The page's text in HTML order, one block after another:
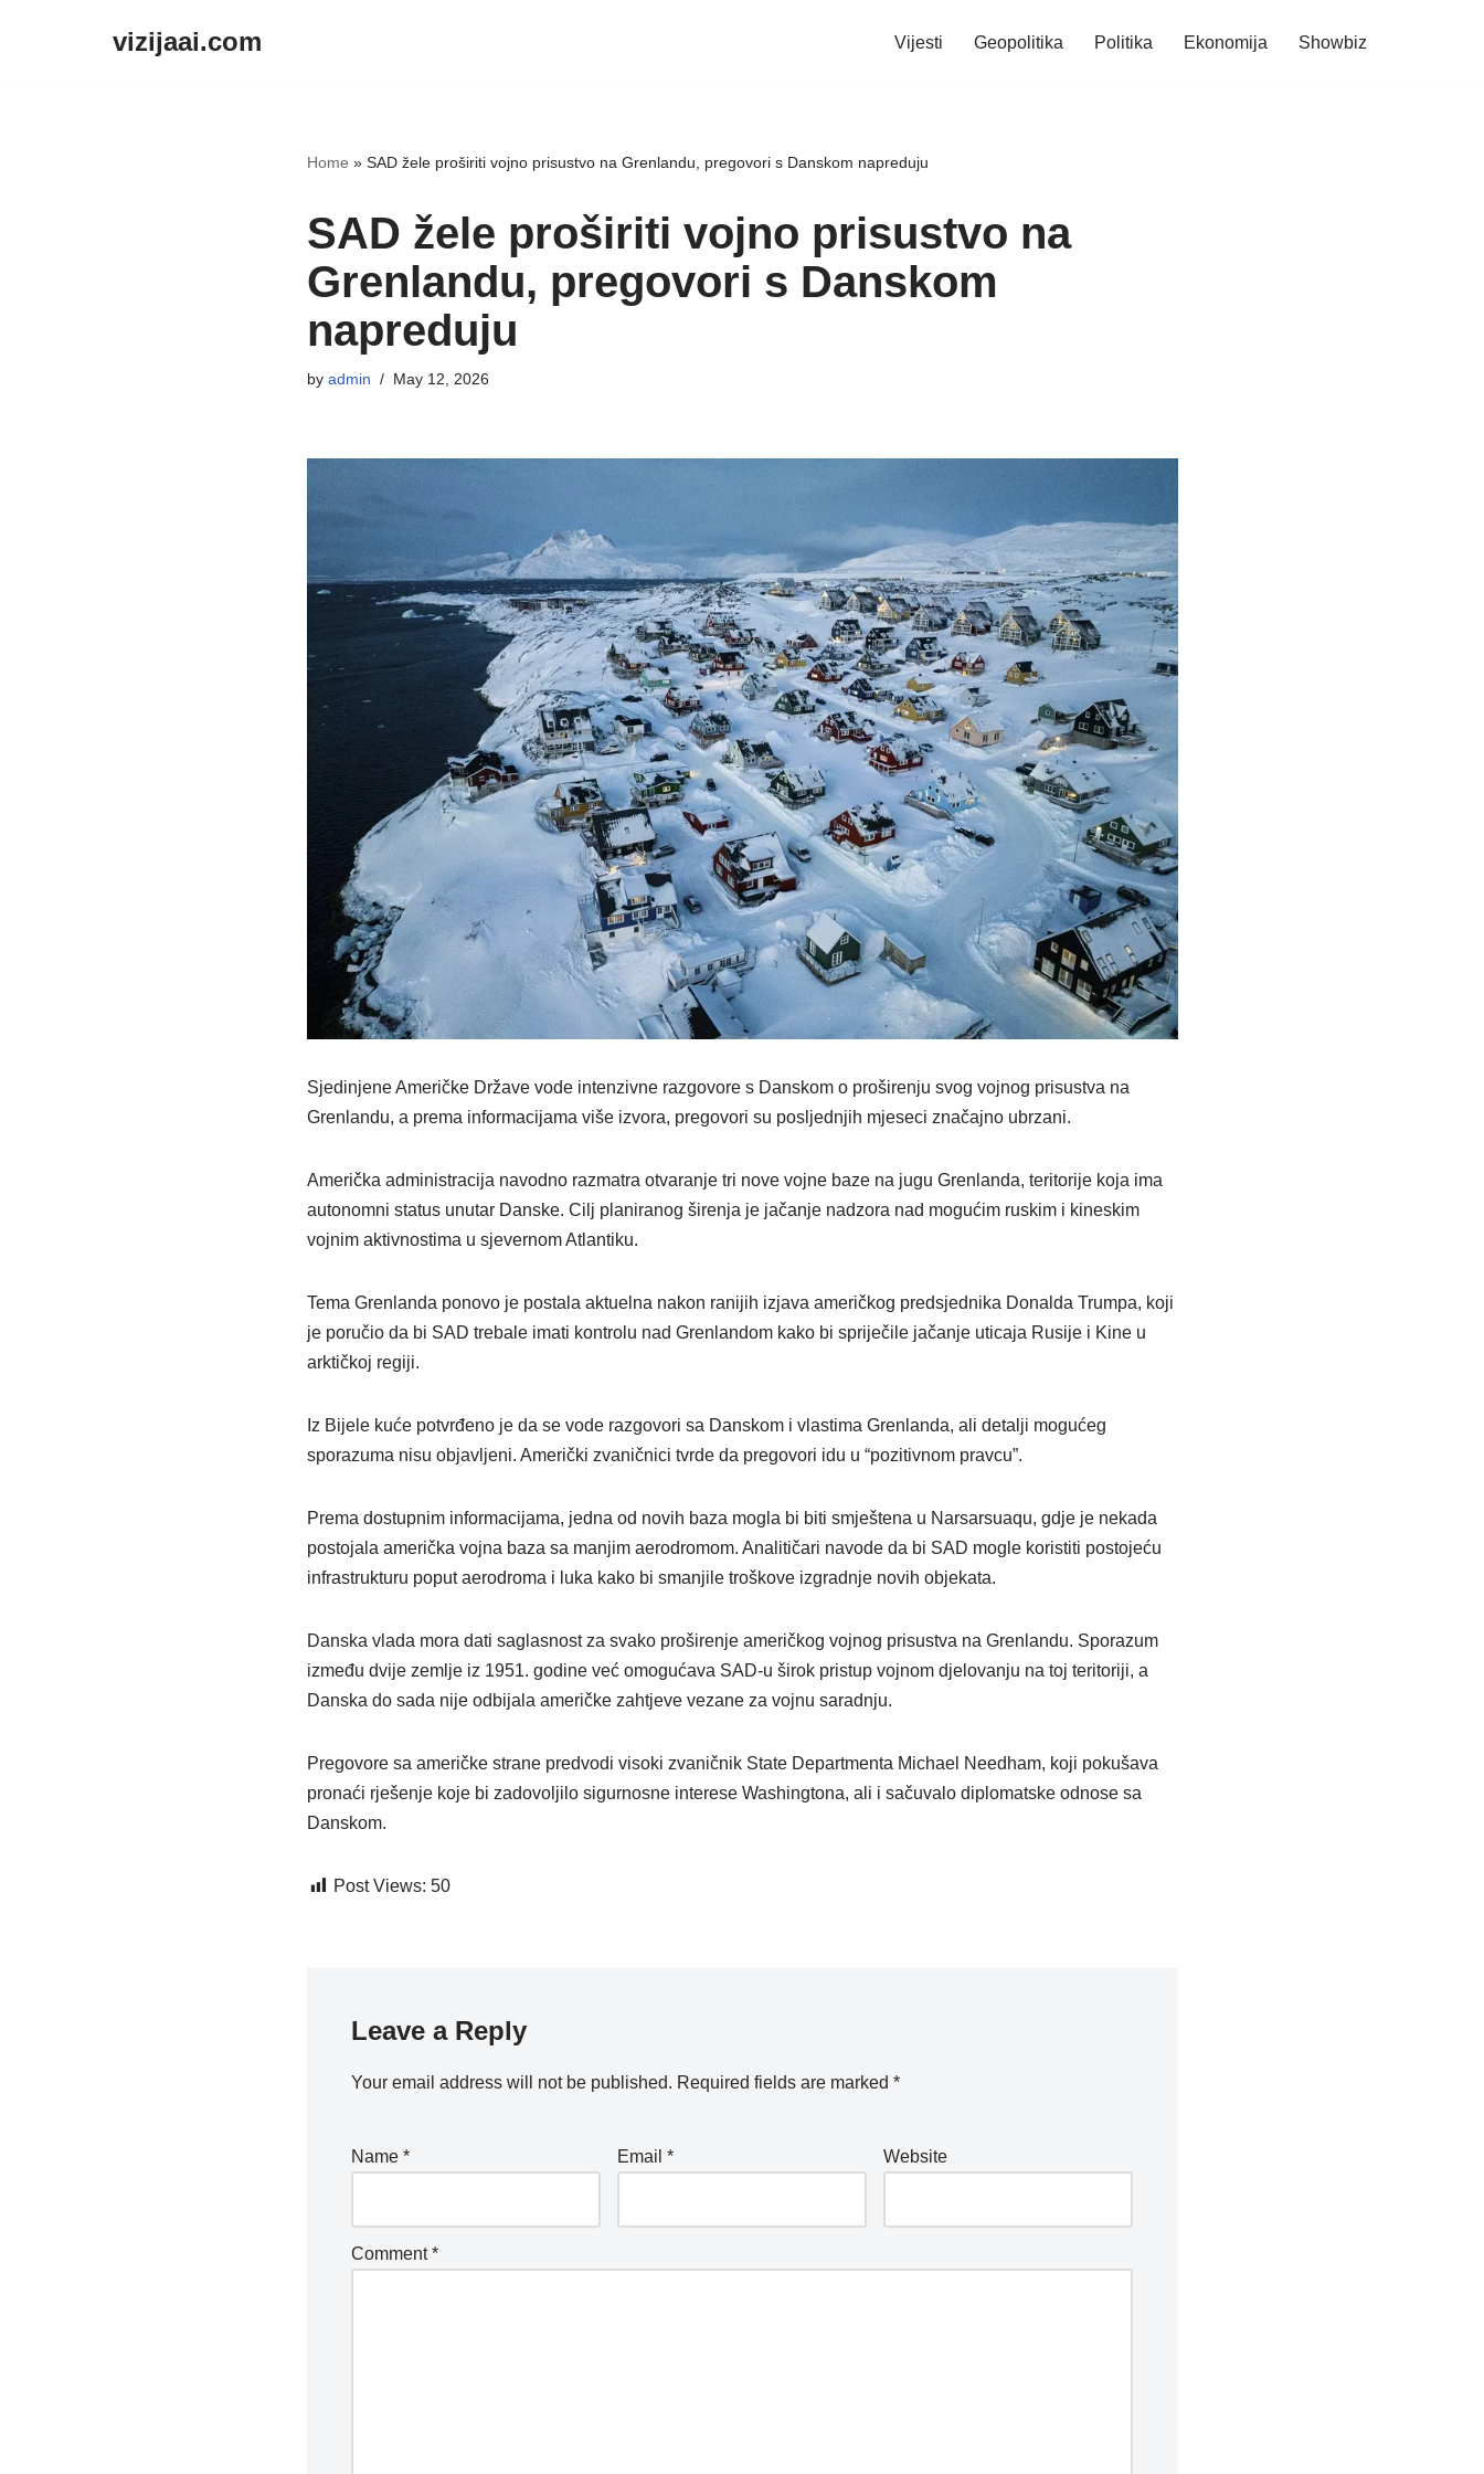
vizijaai.com Vijesti Geopolitika Politika Ekonomija Showbiz
Home » SAD žele proširiti vojno prisustvo na Grenlandu, pregovori s Danskom napreduju
SAD žele proširiti vojno prisustvo na
Grenlandu, pregovori s Danskom
napreduju
by admin May 12, 2026
Sjedinjene Američke Države vode intenzivne razgovore s Danskom o proširenju svog vojnog prisustva na
Grenlandu, a prema informacijama više izvora, pregovori su posljednjih mjeseci značajno ubrzani.
Američka administracija navodno razmatra otvaranje tri nove vojne baze na jugu Grenlanda, teritorije koja ima
autonomni status unutar Danske. Cilj planiranog širenja je jačanje nadzora nad mogućim ruskim i kineskim
vojnim aktivnostima u sjevernom Atlantiku.
Tema Grenlanda ponovo je postala aktuelna nakon ranijih izjava američkog predsjednika Donalda Trumpa, koji
je poručio da bi SAD trebale imati kontrolu nad Grenlandom kako bi spriječile jačanje uticaja Rusije i Kine u
arktičkoj regiji.
Iz Bijele kuće potvrđeno je da se vode razgovori sa Danskom i vlastima Grenlanda, ali detalji mogućeg
sporazuma nisu objavljeni. Američki zvaničnici tvrde da pregovori idu u “pozitivnom pravcu”.
Prema dostupnim informacijama, jedna od novih baza mogla bi biti smještena u Narsarsuaqu, gdje je nekada
postojala američka vojna baza sa manjim aerodromom. Analitičari navode da bi SAD mogle koristiti postojeću
infrastrukturu poput aerodroma i luka kako bi smanjile troškove izgradnje novih objekata.
Danska vlada mora dati saglasnost za svako proširenje američkog vojnog prisustva na Grenlandu. Sporazum
između dvije zemlje iz 1951. godine već omogućava SAD-u širok pristup vojnom djelovanju na toj teritoriji, a
Danska do sada nije odbijala američke zahtjeve vezane za vojnu saradnju.
Pregovore sa američke strane predvodi visoki zvaničnik State Departmenta Michael Needham, koji pokušava
pronaći rješenje koje bi zadovoljilo sigurnosne interese Washingtona, ali i sačuvalo diplomatske odnose sa
Danskom.
Post Views: 50
Leave a Reply
Your email address will not be published. Required fields are marked *
Name * Email * Website
Comment*